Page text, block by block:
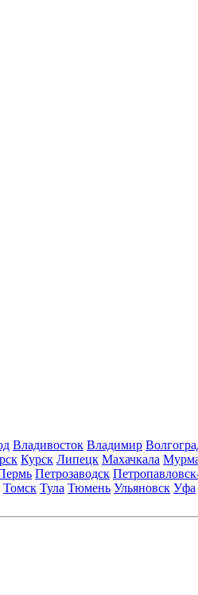
Владивосток Владимир
Курск Липецк Махачкала
Петрозаводск
Томск Тула Тюмень Ульяновск Уфа